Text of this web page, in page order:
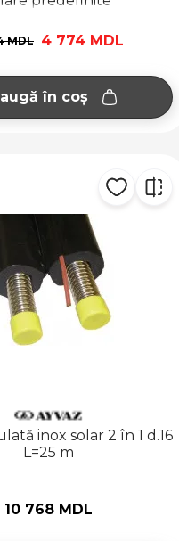
MDL 4 774 MDL
în coș
inox solar 2 în 1 d.16
L=25 m
10 768 MDL